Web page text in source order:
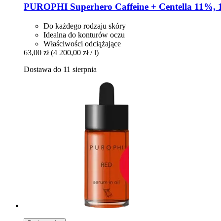
PUROPHI Superhero Caffeine + Centella 11%,
Do każdego rodzaju skóry
Idealna do konturów oczu
Właściwości odciążające
63,00 zł (4 200,00 zł / l)
Dostawa do 11 sierpnia